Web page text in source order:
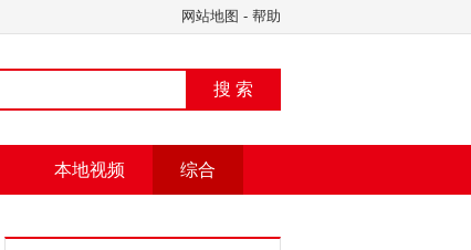
网站地图 - 帮助
搜 索
本地视频 综合